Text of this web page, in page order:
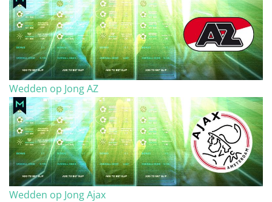
Wedden op Jong AZ
Wedden op Jong Ajax